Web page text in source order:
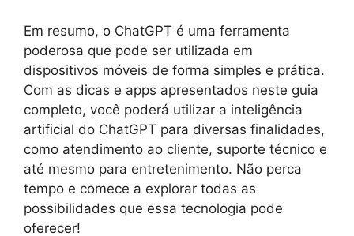
Em resumo, o ChatGPT é uma ferramenta
poderosa que pode ser utilizada em
dispositivos móveis de forma simples e prática.
Com as dicas e apps apresentados neste guia
completo, você poderá utilizar a inteligência
artificial do ChatGPT para diversas finalidades,
como atendimento ao cliente, suporte técnico e
até mesmo para entretenimento. Não perca
tempo e comece a explorar todas as
possibilidades que essa tecnologia pode
oferecer!